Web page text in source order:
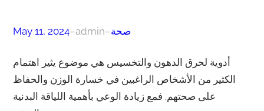
May 11, 2024–admin–صحة
أدوية لحرق الدهون والتخسيس هي موضوع يثير اهتمام
الكثير من الأشخاص الراغبين في خسارة الوزن والحفاظ
على صحتهم. فمع زيادة الوعي بأهمية اللياقة البدنية